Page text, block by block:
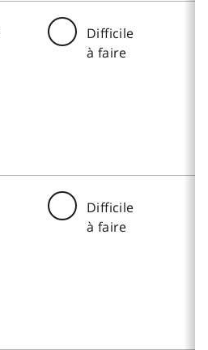
Difficile
à faire
Difficile
à faire